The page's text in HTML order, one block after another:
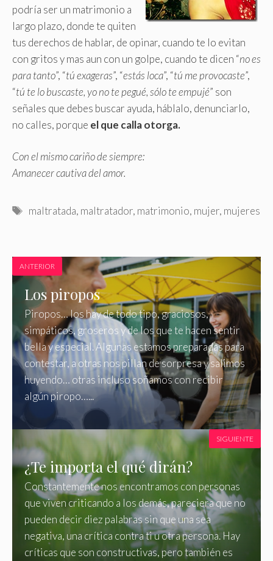
podría ser un matrimonio a
largo plazo, donde te quiten
tus derechos de hablar, de opinar, cuando te lo evitan
con gritos y mas aun con un golpe, cuando te dicen “no es
para tanto”, “tú exageras”, “estás loca”, “tú me provocaste”,
“tú te lo buscaste, yo no te pegué, sólo te empujé” son
señales que debes buscar ayuda, háblalo, denunciarlo,
no calles, porque el que calla otorga.
Con el mismo cariño de siempre:
Amanecer cautiva del amor.
Etiquetas
maltratada, maltratador, matrimonio, mujer, mujeres
ANTERIOR
Los piropos
Piropos… los hay de todo tipo, graciosos,
simpáticos, groseros y de los que te hacen sentir
bella y especial. Algunas estamos preparadas para
contestar, a otras nos pillan de sorpresa y salimos
huyendo… otras incluso soñamos con recibir
algún piropo…...
¿Te importa el qué dirán?
Constantemente nos encontramos con personas
que viven criticando a los demás, pareciera que no
pueden decir diez palabras sin que una sea
negativa, una crítica contra ti u otra persona. Hay
críticas que son constructivas, pero también es
SIGUIENTE